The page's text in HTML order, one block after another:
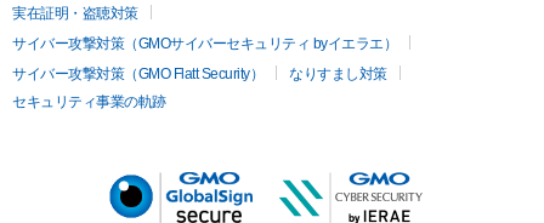
実在証明・盗聴対策
サイバー攻撃対策（GMOサイバーセキュリティ byイエラエ）
サイバー攻撃対策（GMO Flatt Security）
なりすまし対策
セキュリティ事業の軌跡